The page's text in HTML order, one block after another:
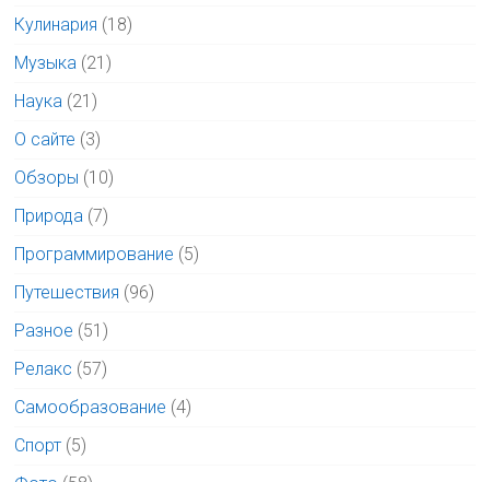
Кулинария (18)
Музыка (21)
Наука (21)
О сайте (3)
Обзоры (10)
Природа (7)
Программирование (5)
Путешествия (96)
Разное (51)
Релакс (57)
Самообразование (4)
Спорт (5)